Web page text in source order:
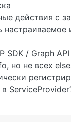
действия с
настраиваемое
SDK / Graph
но не всех